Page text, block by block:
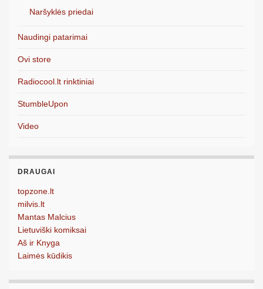
Naršyklės priedai
Naudingi patarimai
Ovi store
Radiocool.lt rinktiniai
StumbleUpon
Video
DRAUGAI
topzone.lt
milvis.lt
Mantas Malcius
Lietuviški komiksai
Aš ir Knyga
Laimės kūdikis